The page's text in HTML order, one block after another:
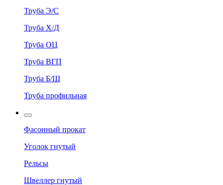
Труба Э/С
Труба Х/Д
Труба ОЦ
Труба ВГП
Труба Б/Ш
Труба профильная
Фасонный прокат
Уголок гнутый
Рельсы
Швеллер гнутый